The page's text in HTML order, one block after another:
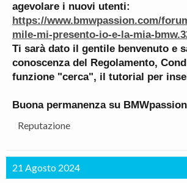
agevolare i nuovi utenti:
https://www.bmwpassion.com/
mile-mi-presento-io-e-la-mia-
Ti sarà dato il gentile benvenuto e
conoscenza del Regolamento,
funzione "cerca", il tutorial per
Buona permanenza su
Reputazione
21 Agosto 2024